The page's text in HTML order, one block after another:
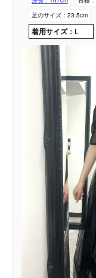
足のサイズ： 23.5cm
着用サイズ： L